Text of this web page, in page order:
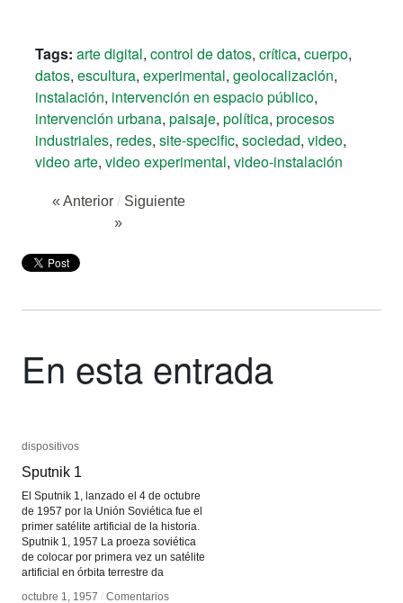
Tags: arte digital, control de datos, crítica, cuerpo,
datos, escultura, experimental, geolocalización,
instalación, intervención en espacio público,
intervención urbana, paisaje, política, procesos
industriales, redes, site-specific, sociedad, video,
video arte, video experimental, video-instalación
« Anterior / Siguiente
»
En esta entrada
dispositivos
Sputnik 1
El Sputnik 1, lanzado el 4 de octubre
de 1957 por la Unión Soviética fue el
primer satélite artificial de la historia.
Sputnik 1, 1957 La proeza soviética
de colocar por primera vez un satélite
artificial en órbita terrestre da
octubre 1, 1957 / Comentarios
dispositivos
Sputnik 1
octubre 1, 1957 / Comentarios